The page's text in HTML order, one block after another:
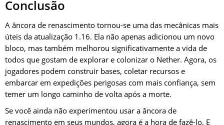
Conclusão
A âncora de renascimento tornou-se uma das mecânicas mais
úteis da atualização 1.16. Ela não apenas adicionou um novo
bloco, mas também melhorou significativamente a vida de
todos que gostam de explorar e colonizar o Nether. Agora, os
jogadores podem construir bases, coletar recursos e
embarcar em expedições perigosas com mais confiança, sem
temer um longo caminho de volta após a morte.
Se você ainda não experimentou usar a âncora de
renascimento em seus mundos, agora é a hora de fazê-lo. E